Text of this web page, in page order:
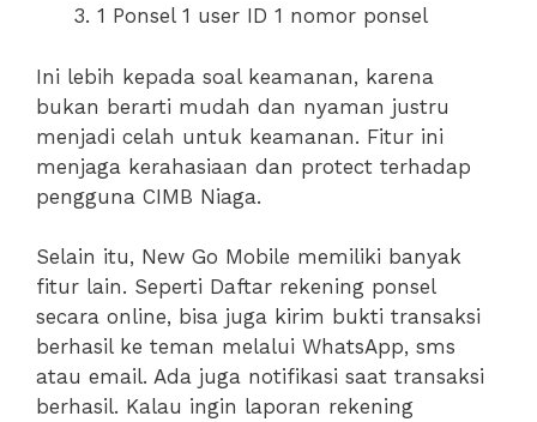
1 Ponsel 1 user ID 1 nomor ponsel
Ini lebih kepada soal keamanan, karena
bukan berarti mudah dan nyaman justru
menjadi celah untuk keamanan. Fitur ini
menjaga kerahasiaan dan protect terhadap
pengguna CIMB Niaga.
Selain itu, New Go Mobile memiliki banyak
fitur lain. Seperti Daftar rekening ponsel
secara online, bisa juga kirim bukti transaksi
berhasil ke teman melalui WhatsApp, sms
atau email. Ada juga notifikasi saat transaksi
berhasil. Kalau ingin laporan rekening